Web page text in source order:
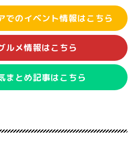
でのイベント情報はこちら
ルメ情報はこちら
まとめ記事はこちら